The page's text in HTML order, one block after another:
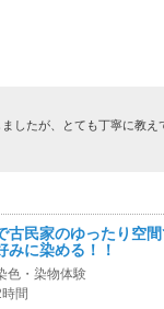
したが、とても丁寧に教え
古民家のゆったり空
みに染める！！
色・染物体験
時間